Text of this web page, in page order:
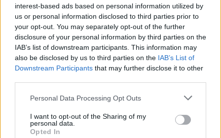
interest-based ads based on personal information utilized by
us or personal information disclosed to third parties prior to
your opt-out. You may separately opt-out of the further
disclosure of your personal information by third parties on the
IAB’s list of downstream participants. This information may
also be disclosed by us to third parties on the IAB’s List of
Downstream Participants that may further disclose it to other
Personal Data Processing Opt Outs
I want to opt-out of the Sharing of my
personal data.
Opted In